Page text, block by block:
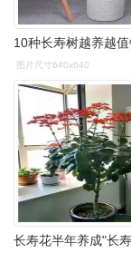
图片尺寸640x640